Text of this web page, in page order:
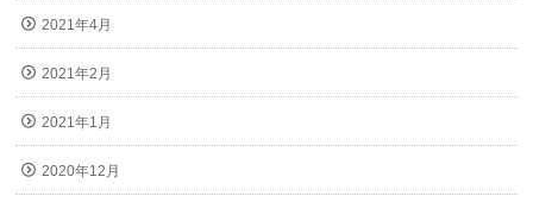
2021年4月
2021年2月
2021年1月
2020年12月